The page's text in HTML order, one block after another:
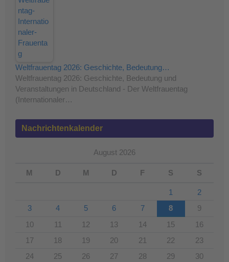
Weltfrauentag 2026: Geschichte, Bedeutung…
Weltfrauentag 2026: Geschichte, Bedeutung und
Veranstaltungen in Deutschland - Der Weltfrauentag
(Internationaler…
Nachrichtenkalender
August 2026
M D M D F S S
1
2
3
4 5 6 7 8
9
10
11 12 13 14 15
16
17
18 19 20 21 22
23
24
25 26 27 28 29
30